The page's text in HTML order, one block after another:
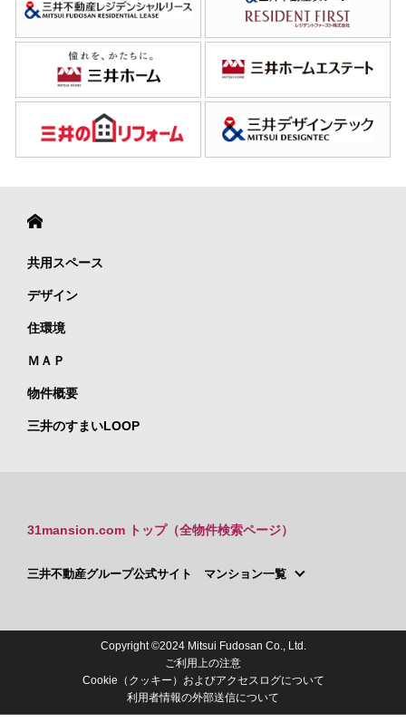
共用スペース
デザイン
住環境
ＭＡＰ
物件概要
三井のすまいLOOP
31mansion.com トップ（全物件検索ページ）
三井不動産グループ公式サイト マンション一覧
Copyright ©2024 Mitsui Fudosan Co., Ltd.
ご利用上の注意
Cookie（クッキー）およびアクセスログについて
利用者情報の外部送信について